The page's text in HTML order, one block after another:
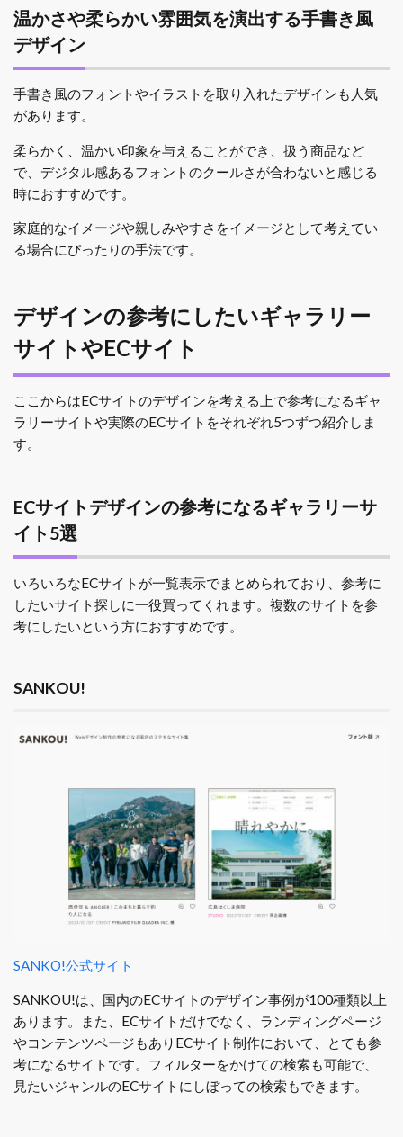
温かさや柔らかい雰囲気を演出する手書き風
デザイン
手書き風のフォントやイラストを取り入れたデザインも人気
があります。
柔らかく、温かい印象を与えることができ、扱う商品など
で、デジタル感あるフォントのクールさが合わないと感じる
時におすすめです。
家庭的なイメージや親しみやすさをイメージとして考えてい
る場合にぴったりの手法です。
デザインの参考にしたいギャラリー
サイトやECサイト
ここからはECサイトのデザインを考える上で参考になるギャ
ラリーサイトや実際のECサイトをそれぞれ5つずつ紹介しま
す。
ECサイトデザインの参考になるギャラリーサ
イト5選
いろいろなECサイトが一覧表示でまとめられており、参考に
したいサイト探しに一役買ってくれます。複数のサイトを参
考にしたいという方におすすめです。
SANKOU!
SANKO!公式サイト
SANKOU!は、国内のECサイトのデザイン事例が100種類以上
あります。また、ECサイトだけでなく、ランディングページ
やコンテンツページもありECサイト制作において、とても参
考になるサイトです。フィルターをかけての検索も可能で、
見たいジャンルのECサイトにしぼっての検索もできます。